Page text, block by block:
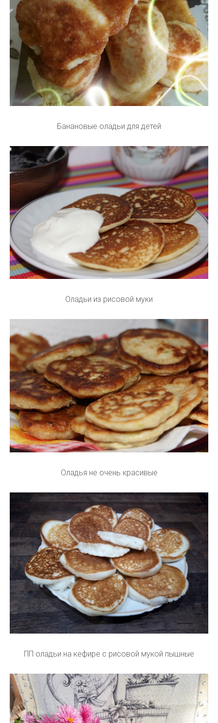
Банановые оладьи для детей
Оладьи из рисовой муки
Оладья не очень красивые
ПП оладьи на кефире с рисовой мукой пышные